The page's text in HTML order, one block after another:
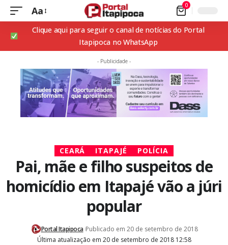
Aa 0
Clique aqui para seguir o canal de notícias do Portal
Itapipoca no WhatsApp
- Publicidade -
CEARÁ ITAPAJÉ POLÍCIA
Pai, mãe e filho suspeitos de
homicídio em Itapajé vão a júri
popular
Última atualização em 20 de setembro de 2018 12:58
Portal Itapipoca Publicado em 20 de setembro de 2018